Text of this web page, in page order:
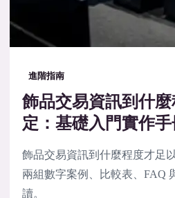
進階指南
飾品交易資訊到什
定：基礎入門實作手
飾品交易資訊到什麼程度才足
兩組數字案例、比較表、FAQ
讀。